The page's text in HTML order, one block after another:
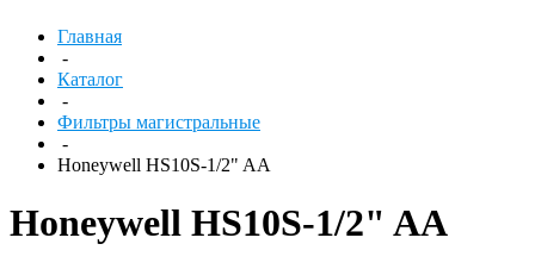
Главная
-
Каталог
-
Фильтры магистральные
-
Honeywell HS10S-1/2" AA
Honeywell HS10S-1/2" AA